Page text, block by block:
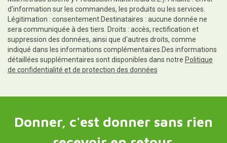
d'information sur les commandes, les produits ou les services.
Légitimation : consentement.Destinataires : aucune donnée ne
sera communiquée à des tiers. Droits : accès, rectification et
suppression des données, ainsi que d'autres droits, comme
indiqué dans les informations complémentaires.Des informations
détaillées supplémentaires sont disponibles dans notre Politique
de confidentialité et de protection des données
Donner, c'est donner sans rien